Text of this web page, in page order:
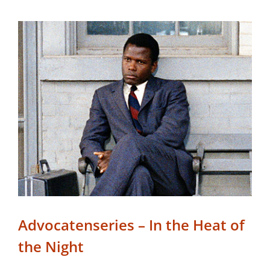
Advocatenseries – In the Heat of
the Night